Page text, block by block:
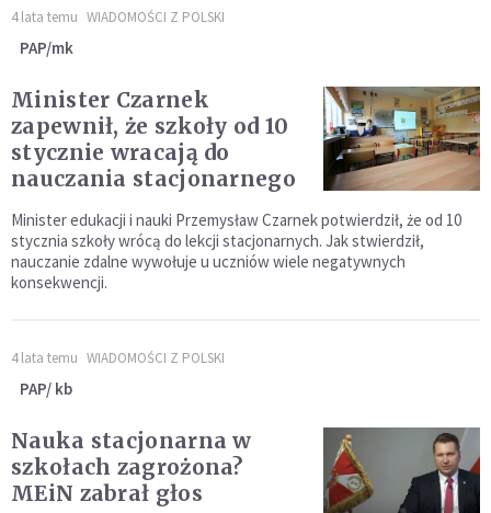
4 lata temu WIADOMOŚCI Z POLSKI
PAP/mk
Minister Czarnek
zapewnił, że szkoły od 10
stycznie wracają do
nauczania stacjonarnego
Minister edukacji i nauki Przemysław Czarnek potwierdził, że od 10
stycznia szkoły wrócą do lekcji stacjonarnych. Jak stwierdził,
nauczanie zdalne wywołuje u uczniów wiele negatywnych
konsekwencji.
4 lata temu WIADOMOŚCI Z POLSKI
PAP/ kb
Nauka stacjonarna w
szkołach zagrożona?
MEiN zabrał głos